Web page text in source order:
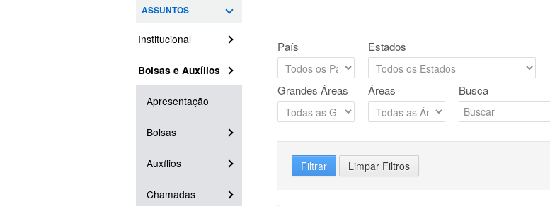
ASSUNTOS
Institucional
Bolsas e Auxílios
Apresentação
Bolsas
Auxílios
Chamadas
País Estados
Grandes Áreas Áreas Busca
Filtrar Limpar Filtros